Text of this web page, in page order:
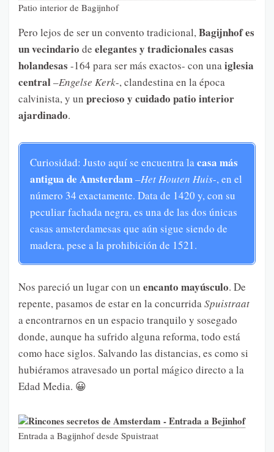
Patio interior de Bagijnhof
Pero lejos de ser un convento tradicional, Bagijnhof es
un vecindario de elegantes y tradicionales casas
holandesas -164 para ser más exactos- con una iglesia
central–Engelse Kerk-, clandestina en la época
calvinista, y un precioso y cuidado patio interior
ajardinado.
Curiosidad: Justo aquí se encuentra la casa más
antigua de Amsterdam–Het Houten Huis-, en el
número 34 exactamente. Data de 1420 y, con su
peculiar fachada negra, es una de las dos únicas
casas amsterdamesas que aún sigue siendo de
madera, pese a la prohibición de 1521.
Nos pareció un lugar con un encanto mayúsculo. De
repente, pasamos de estar en la concurridaSpuistraat
a encontrarnos en un espacio tranquilo y sosegado
donde, aunque ha sufrido alguna reforma, todo está
como hace siglos. Salvando las distancias, es como si
hubiéramos atravesado un portal mágico directo a la
Edad Media. 😀
Entrada a Bagijnhof desde Spuistraat